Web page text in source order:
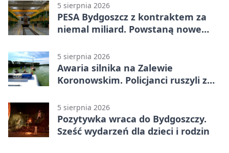
5 sierpnia 2026
PESA Bydgoszcz z kontraktem za
niemal miliard. Powstaną nowe
5 sierpnia 2026
Awaria silnika na Zalewie
Koronowskim. Policjanci ruszyli z
5 sierpnia 2026
Pozytywka wraca do Bydgoszczy.
Sześć wydarzeń dla dzieci i rodzin